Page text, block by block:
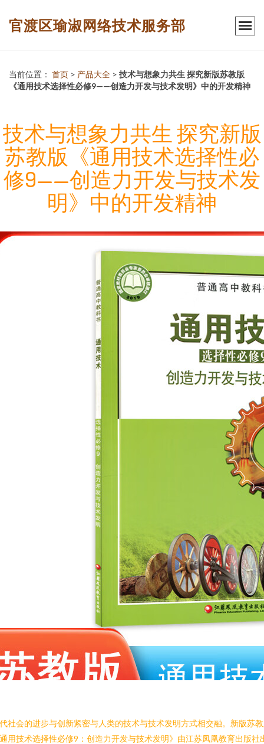
官渡区瑜淑网络技术服务部
当前位置： 首页 > 产品大全 > 技术与想象力共生 探究新版苏教版
《通用技术选择性必修9——创造力开发与技术发明》中的开发精神
技术与想象力共生 探究新版
苏教版《通用技术选择性必
修9——创造力开发与技术发
明》中的开发精神
社会的进步与创新紧密与人类的技术与技术发明方式相交融。新版苏
用技术选择性必修9：创造力开发与技术发明》由江苏凤凰教育出版社